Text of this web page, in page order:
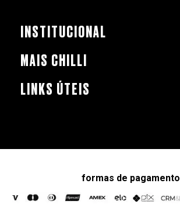
INSTITUCIONAL
MAIS CHILLI
LINKS ÚTEIS
formas de pagamento